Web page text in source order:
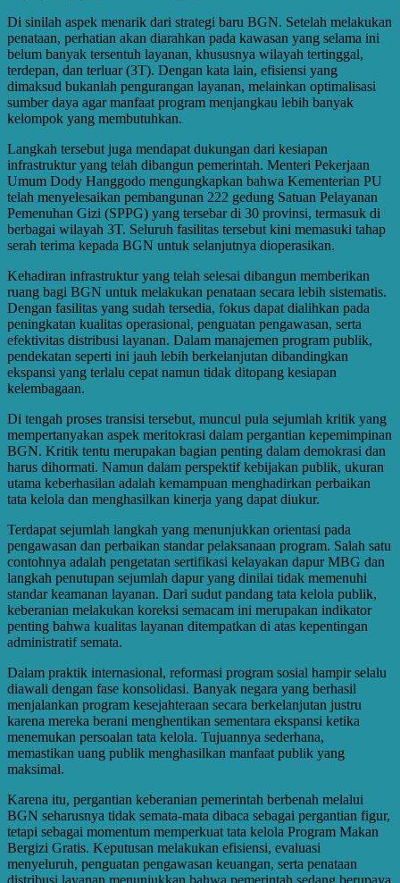
Di sinilah aspek menarik dari strategi baru BGN. Setelah melakukan
penataan, perhatian akan diarahkan pada kawasan yang selama ini
belum banyak tersentuh layanan, khususnya wilayah tertinggal,
terdepan, dan terluar (3T). Dengan kata lain, efisiensi yang
dimaksud bukanlah pengurangan layanan, melainkan optimalisasi
sumber daya agar manfaat program menjangkau lebih banyak
kelompok yang membutuhkan.
Langkah tersebut juga mendapat dukungan dari kesiapan
infrastruktur yang telah dibangun pemerintah. Menteri Pekerjaan
Umum Dody Hanggodo mengungkapkan bahwa Kementerian PU
telah menyelesaikan pembangunan 222 gedung Satuan Pelayanan
Pemenuhan Gizi (SPPG) yang tersebar di 30 provinsi, termasuk di
berbagai wilayah 3T. Seluruh fasilitas tersebut kini memasuki tahap
serah terima kepada BGN untuk selanjutnya dioperasikan.
Kehadiran infrastruktur yang telah selesai dibangun memberikan
ruang bagi BGN untuk melakukan penataan secara lebih sistematis.
Dengan fasilitas yang sudah tersedia, fokus dapat dialihkan pada
peningkatan kualitas operasional, penguatan pengawasan, serta
efektivitas distribusi layanan. Dalam manajemen program publik,
pendekatan seperti ini jauh lebih berkelanjutan dibandingkan
ekspansi yang terlalu cepat namun tidak ditopang kesiapan
kelembagaan.
Di tengah proses transisi tersebut, muncul pula sejumlah kritik yang
mempertanyakan aspek meritokrasi dalam pergantian kepemimpinan
BGN. Kritik tentu merupakan bagian penting dalam demokrasi dan
harus dihormati. Namun dalam perspektif kebijakan publik, ukuran
utama keberhasilan adalah kemampuan menghadirkan perbaikan
tata kelola dan menghasilkan kinerja yang dapat diukur.
Terdapat sejumlah langkah yang menunjukkan orientasi pada
pengawasan dan perbaikan standar pelaksanaan program. Salah satu
contohnya adalah pengetatan sertifikasi kelayakan dapur MBG dan
langkah penutupan sejumlah dapur yang dinilai tidak memenuhi
standar keamanan layanan. Dari sudut pandang tata kelola publik,
keberanian melakukan koreksi semacam ini merupakan indikator
penting bahwa kualitas layanan ditempatkan di atas kepentingan
administratif semata.
Dalam praktik internasional, reformasi program sosial hampir selalu
diawali dengan fase konsolidasi. Banyak negara yang berhasil
menjalankan program kesejahteraan secara berkelanjutan justru
karena mereka berani menghentikan sementara ekspansi ketika
menemukan persoalan tata kelola. Tujuannya sederhana,
memastikan uang publik menghasilkan manfaat publik yang
maksimal.
Karena itu, pergantian keberanian pemerintah berbenah melalui
BGN seharusnya tidak semata-mata dibaca sebagai pergantian figur,
tetapi sebagai momentum memperkuat tata kelola Program Makan
Bergizi Gratis. Keputusan melakukan efisiensi, evaluasi
menyeluruh, penguatan pengawasan keuangan, serta penataan
distribusi layanan menunjukkan bahwa pemerintah sedang berupaya